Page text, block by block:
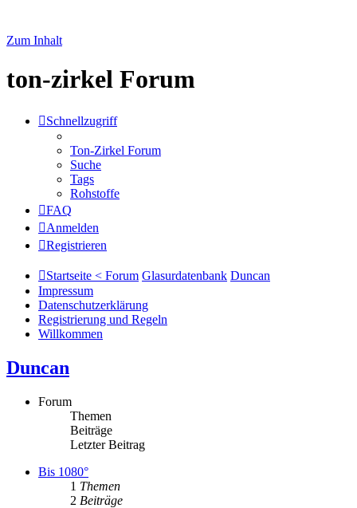
Zum Inhalt
ton-zirkel Forum
Schnellzugriff
Ton-Zirkel Forum
Suche
Tags
Rohstoffe
FAQ
Anmelden
Registrieren
Startseite < Forum Glasurdatenbank Duncan
Impressum
Datenschutzerklärung
Registrierung und Regeln
Willkommen
Duncan
Forum
Themen
Beiträge
Letzter Beitrag
Bis 1080°
1 Themen
2 Beiträge